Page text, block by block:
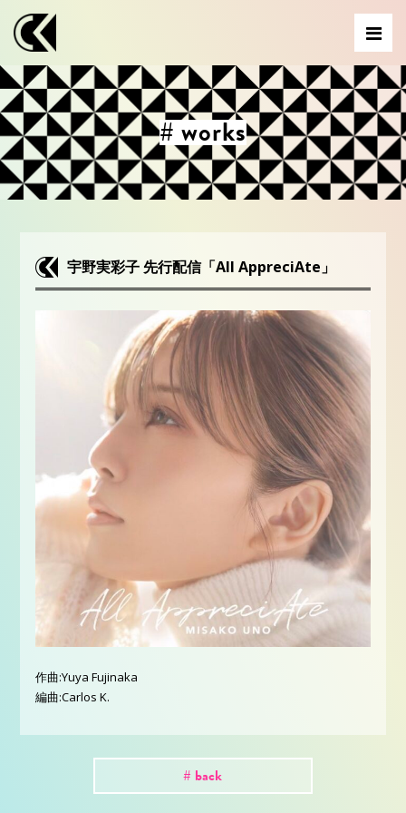
# works
宇野実彩子 先行配信「All AppreciAte」
作曲:Yuya Fujinaka
編曲:Carlos K.
# back